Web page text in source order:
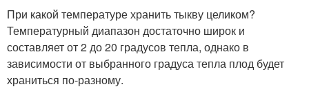
При какой температуре хранить тыкву целиком?
Температурный диапазон достаточно широк и
составляет от 2 до 20 градусов тепла, однако в
зависимости от выбранного градуса тепла плод будет
храниться по-разному.